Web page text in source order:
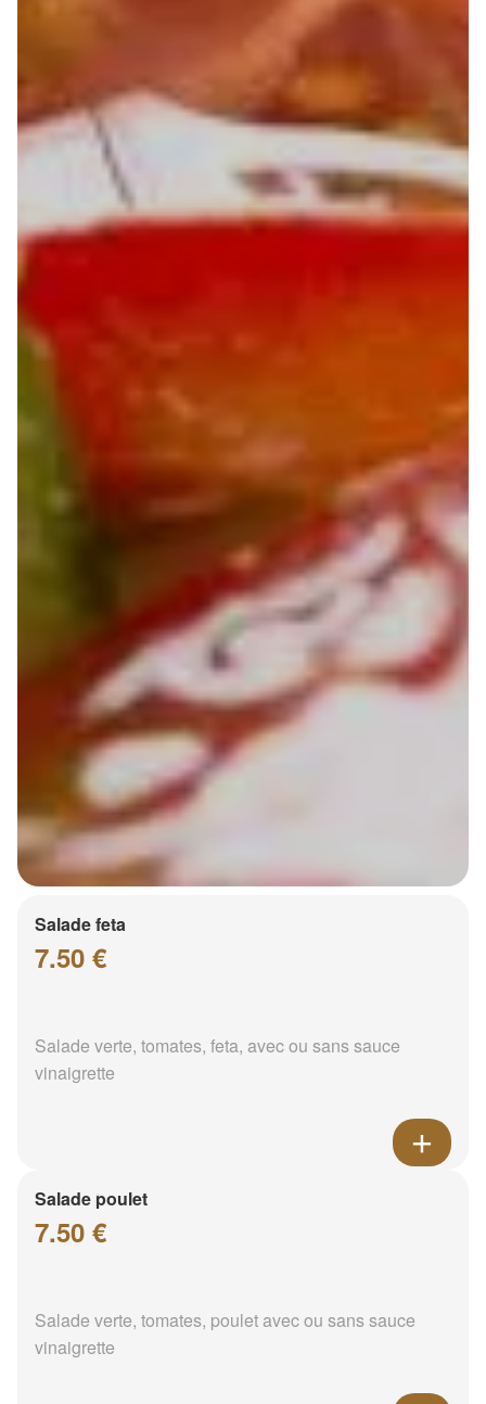
Salade feta
7.50 €
Salade verte, tomates, feta, avec ou sans sauce
vinaigrette
Salade poulet
7.50 €
Salade verte, tomates, poulet avec ou sans sauce
vinaigrette